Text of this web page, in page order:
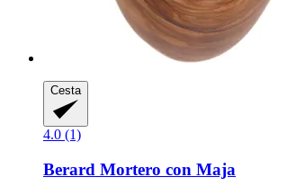
Cesta
4.0 (1)
Berard Mortero con Maja